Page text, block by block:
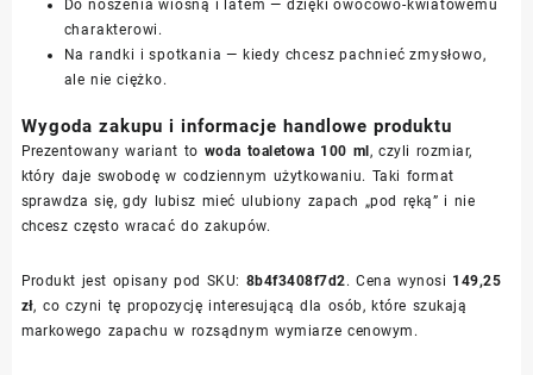
Do noszenia wiosną i latem — dzięki owocowo-kwiatowemu
charakterowi.
Na randki i spotkania — kiedy chcesz pachnieć zmysłowo,
ale nie ciężko.
Wygoda zakupu i informacje handlowe produktu
Prezentowany wariant to woda toaletowa 100 ml, czyli rozmiar,
który daje swobodę w codziennym użytkowaniu. Taki format
sprawdza się, gdy lubisz mieć ulubiony zapach „pod ręką” i nie
chcesz często wracać do zakupów.
Produkt jest opisany pod SKU: 8b4f3408f7d2. Cena wynosi 149,25
zł, co czyni tę propozycję interesującą dla osób, które szukają
markowego zapachu w rozsądnym wymiarze cenowym.